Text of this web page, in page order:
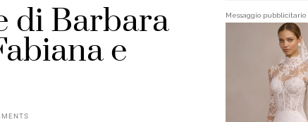
di Barbara
e
Messaggio pubblicitario